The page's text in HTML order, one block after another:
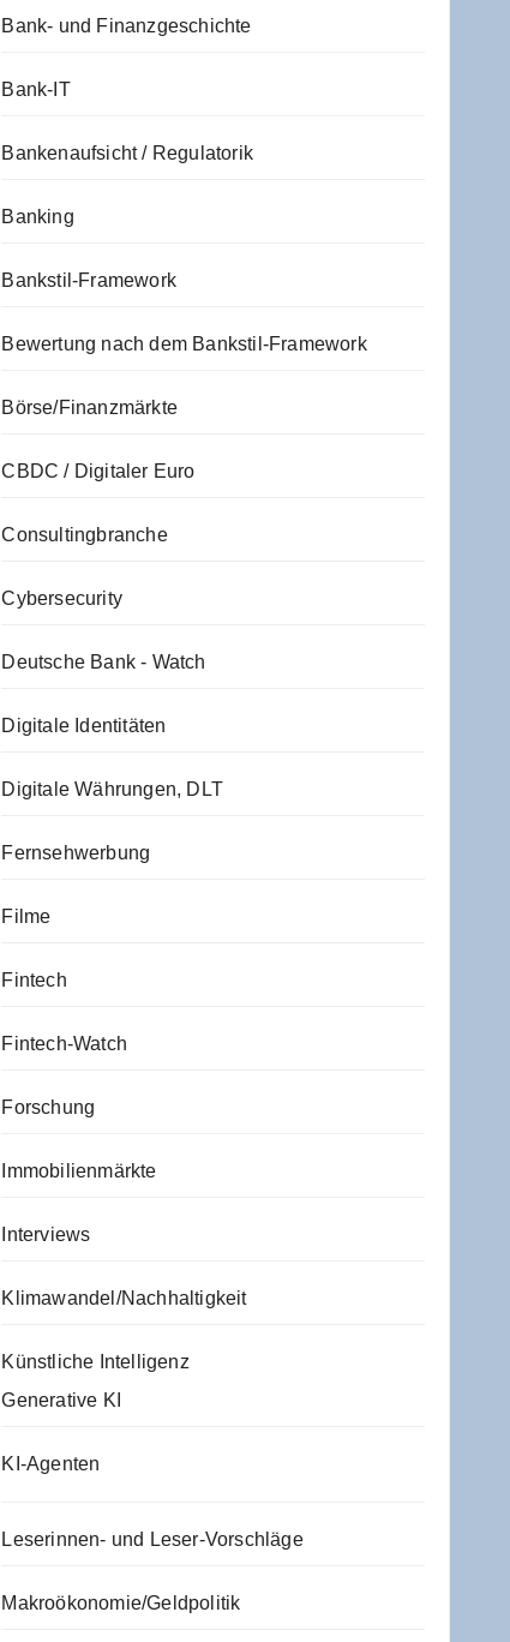
Bank- und Finanzgeschichte
Bank-IT
Bankenaufsicht / Regulatorik
Banking
Bankstil-Framework
Bewertung nach dem Bankstil-Framework
Börse/Finanzmärkte
CBDC / Digitaler Euro
Consultingbranche
Cybersecurity
Deutsche Bank - Watch
Digitale Identitäten
Digitale Währungen, DLT
Fernsehwerbung
Filme
Fintech
Fintech-Watch
Forschung
Immobilienmärkte
Interviews
Klimawandel/Nachhaltigkeit
Künstliche Intelligenz
Generative KI
KI-Agenten
Leserinnen- und Leser-Vorschläge
Makroökonomie/Geldpolitik